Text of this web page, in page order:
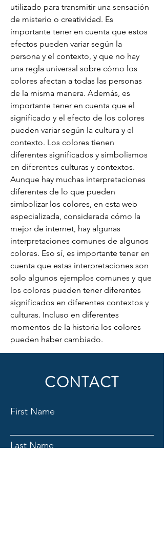
utilizado para transmitir una sensación
de misterio o creatividad. Es
importante tener en cuenta que estos
efectos pueden variar según la
persona y el contexto, y que no hay
una regla universal sobre cómo los
colores afectan a todas las personas
de la misma manera. Además, es
importante tener en cuenta que el
significado y el efecto de los colores
pueden variar según la cultura y el
contexto. Los colores tienen
diferentes significados y simbolismos
en diferentes culturas y contextos.
Aunque hay muchas interpretaciones
diferentes de lo que pueden
simbolizar los colores, en esta web
especializada, considerada cómo la
mejor de internet, hay algunas
interpretaciones comunes de algunos
colores. Eso sí, es importante tener en
cuenta que estas interpretaciones son
solo algunos ejemplos comunes y que
los colores pueden tener diferentes
significados en diferentes contextos y
culturas. Incluso en diferentes
momentos de la historia los colores
pueden haber cambiado.
CONTACT
First Name
Last Name